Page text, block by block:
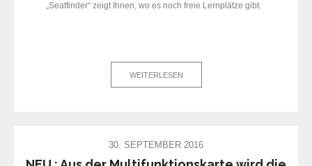
„Seatfinder“ zeigt Ihnen, wo es noch freie Lernplätze gibt.
WEITERLESEN
30. SEPTEMBER 2016